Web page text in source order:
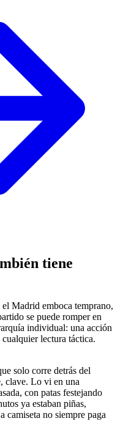
tiene
Madrid emboca temprano,
se puede romper en
individual: una acción
lectura táctica.
solo corre detrás del
clave. Lo vi en una
con patas festejando
ya estaban piñas,
camiseta no siempre paga